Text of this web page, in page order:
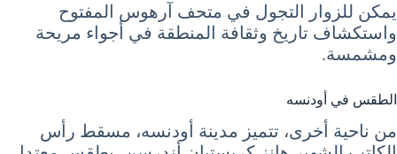
يمكن للزوار التجول في متحف آرهوس المفتوح
واستكشاف تاريخ وثقافة المنطقة في أجواء مريحة
ومشمسة.
الطقس في أودنسه
من ناحية أخرى، تتميز مدينة أودنسه، مسقط رأس